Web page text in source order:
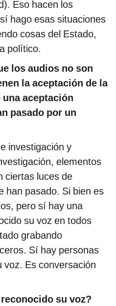
Eso hacen los
hago esas situaciones
cosas del Estado,
político.
los audios no son
la aceptación de la
aceptación
pasado por un
investigación y
elementos
ciertas luces de
han pasado. Si bien es
pero sí hay una
su voz en todos
grabando
Sí hay personas
voz. Es conversación
su voz?